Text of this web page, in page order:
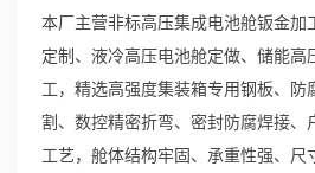
本厂主营非标高压集成电池舱钣金加
定制、液冷高压电池舱定做、储能高
工，精选高强度集装箱专用钢板、防
割、数控精密折弯、密封防腐焊接、
工艺，舱体结构牢固、承重性强、尺